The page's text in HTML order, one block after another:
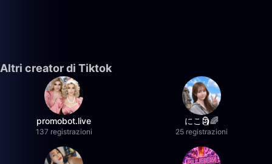
Altri creator di Tiktok
promobot.live
137 registrazioni
にこ🗿🌈
25 registrazioni